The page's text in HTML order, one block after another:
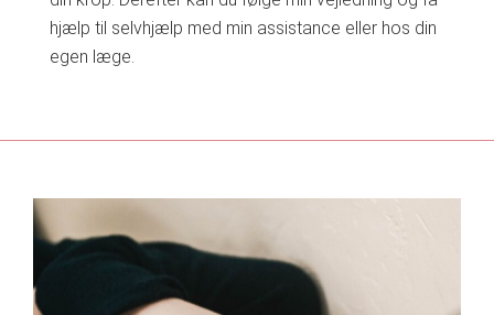
hjælp til selvhjælp med min assistance eller hos din
egen læge.